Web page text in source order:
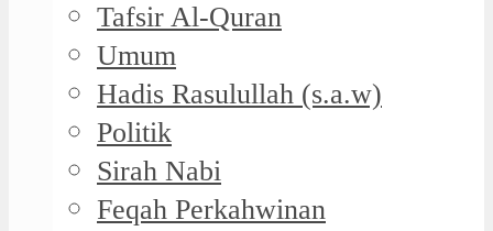
Tafsir Al-Quran
Umum
Hadis Rasulullah (s.a.w)
Politik
Sirah Nabi
Feqah Perkahwinan